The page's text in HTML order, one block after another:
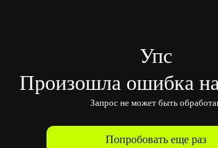
Упс
Произошла ошибка на
Запрос не может быть
Попробовать еще раз